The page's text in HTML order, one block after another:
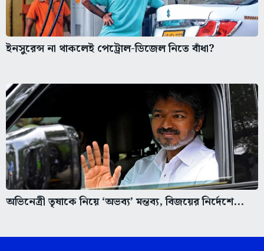
ইনসুরেন্স না থাকলেই পেট্রোল-ডিজেল নিতে বাঁধা?
অভিনেত্রী তৃষাকে নিয়ে ‘অভব্য’ মন্তব্য, বিজয়ের নির্দেশে...